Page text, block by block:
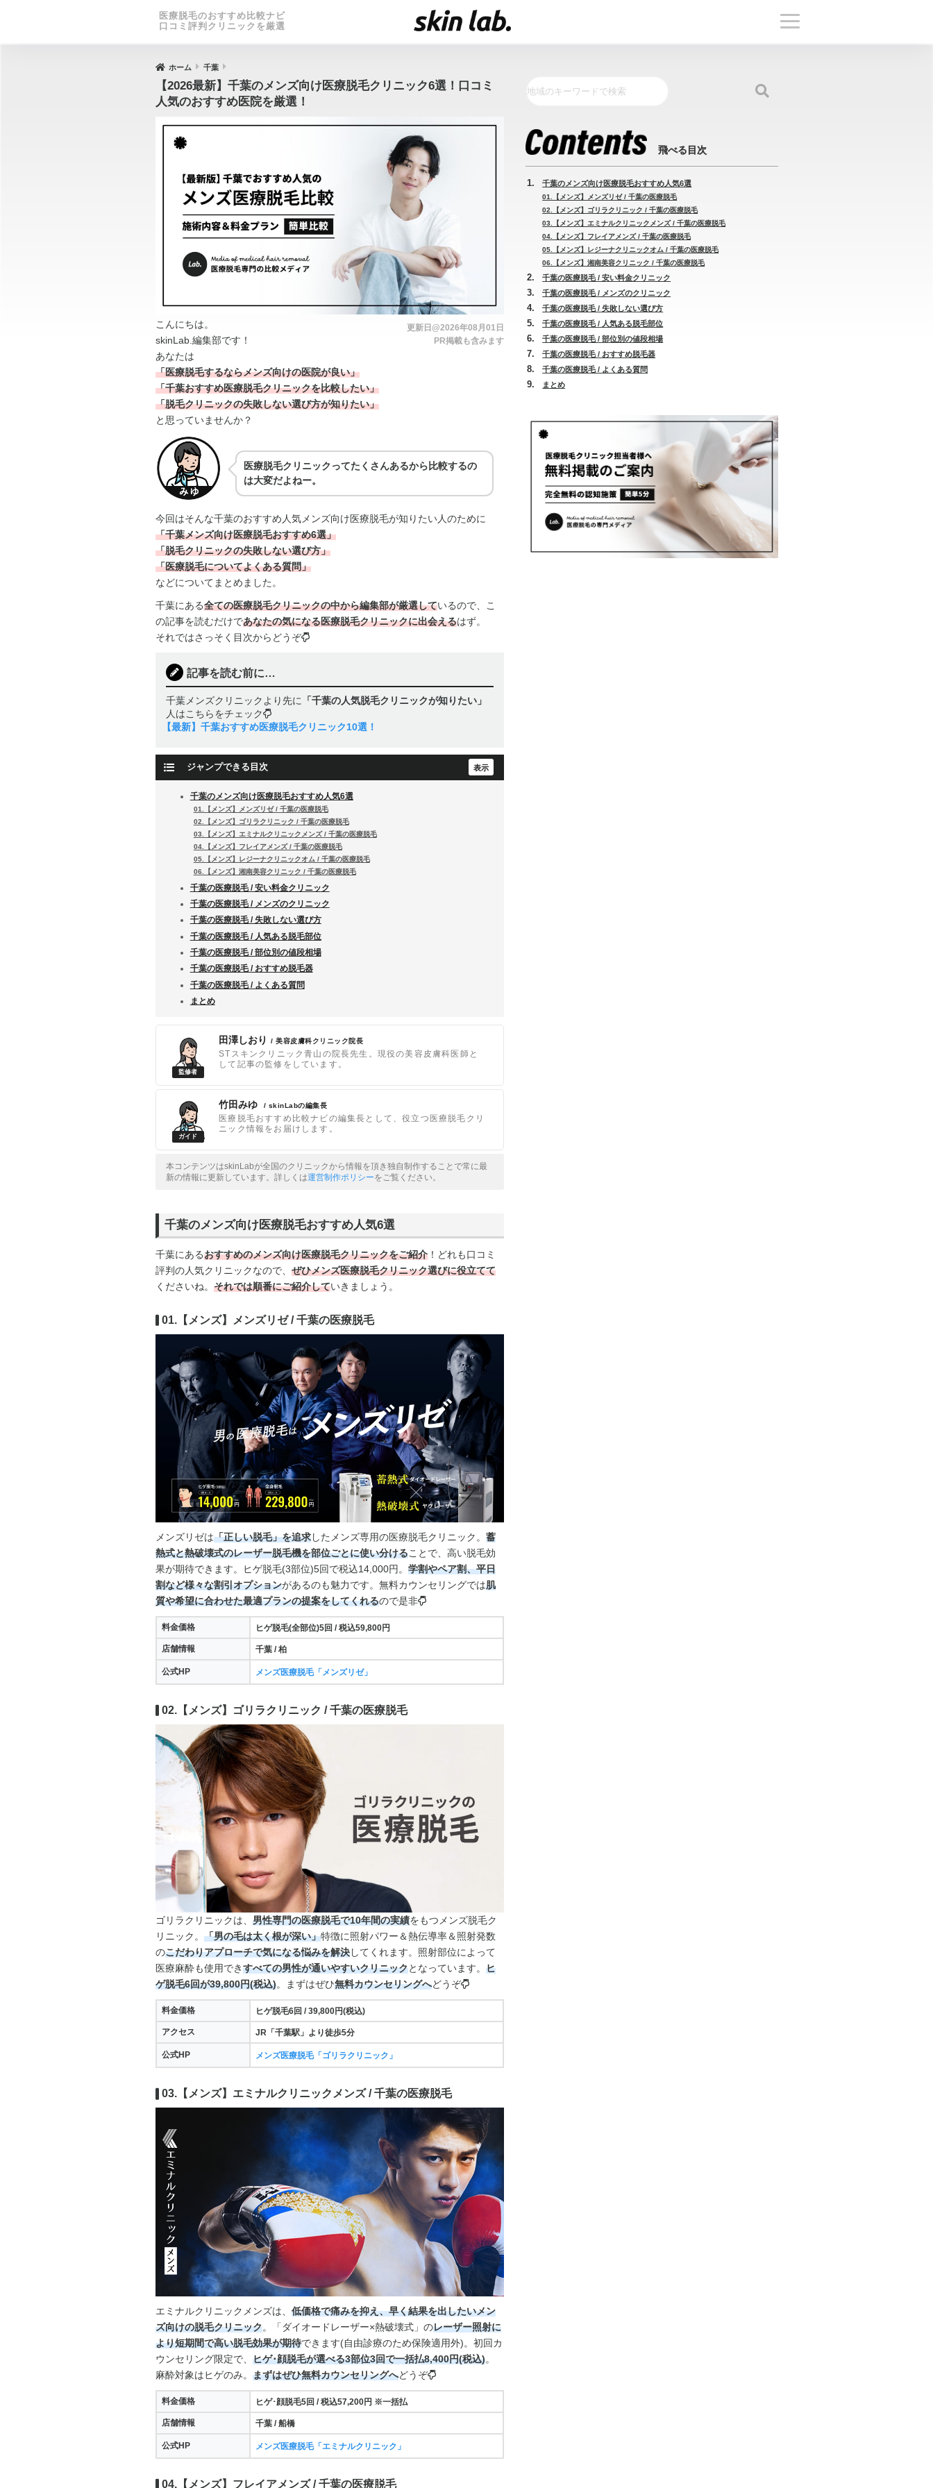
医療脱毛のおすすめ比較ナビ
口コミ評判クリニックを厳選
ホーム 千葉
【2026最新】千葉のメンズ向け医療脱毛クリニック6選！口コミ
人気のおすすめ医院を厳選！
更新日@2026年08月01日
PR掲載も含みます
こんにちは。
skinLab.編集部です！
あなたは
「医療脱毛するならメンズ向けの医院が良い」
「千葉おすすめ医療脱毛クリニックを比較したい」
「脱毛クリニックの失敗しない選び方が知りたい」
と思っていませんか？
医療脱毛クリニックってたくさんあるから比較するの
は大変だよねー。
今回はそんな千葉のおすすめ人気メンズ向け医療脱毛が知りたい人のために
「千葉メンズ向け医療脱毛おすすめ6選」
「脱毛クリニックの失敗しない選び方」
「医療脱毛についてよくある質問」
などについてまとめました。
千葉にある全ての医療脱毛クリニックの中から編集部が厳選しているので、こ
の記事を読むだけであなたの気になる医療脱毛クリニックに出会えるはず。
それではさっそく目次からどうぞ
記事を読む前に…
千葉メンズクリニックより先に 「千葉の人気脱毛クリニックが知りたい」
人はこちらをチェック
【最新】千葉おすすめ医療脱毛クリニック10選！
ジャンプできる目次
千葉のメンズ向け医療脱毛おすすめ人気6選
01.【メンズ】メンズリゼ / 千葉の医療脱毛
02.【メンズ】ゴリラクリニック / 千葉の医療脱毛
03.【メンズ】エミナルクリニックメンズ / 千葉の医療脱毛
04.【メンズ】フレイアメンズ / 千葉の医療脱毛
05.【メンズ】レジーナクリニックオム / 千葉の医療脱毛
06.【メンズ】湘南美容クリニック / 千葉の医療脱毛
千葉の医療脱毛 / 安い料金クリニック
千葉の医療脱毛 / メンズのクリニック
千葉の医療脱毛 / 失敗しない選び方
千葉の医療脱毛 / 人気ある脱毛部位
千葉の医療脱毛 / 部位別の値段相場
千葉の医療脱毛 / おすすめ脱毛器
千葉の医療脱毛 / よくある質問
まとめ
田澤しおり / 美容皮膚科クリニック院長
STスキンクリニック青山の院長先生。現役の美容皮膚科医師と
して記事の監修をしています。
竹田みゆ / skinLabの編集長
医療脱毛おすすめ比較ナビの編集長として、役立つ医療脱毛クリ
ニック情報をお届けします。
本コンテンツはskinLabが全国のクリニックから情報を頂き独自制作することで常に最
新の情報に更新しています。詳しくは運営制作ポリシーをご覧ください。
千葉のメンズ向け医療脱毛おすすめ人気6選
千葉にあるおすすめのメンズ向け医療脱毛クリニックをご紹介！どれも口コミ
評判の人気クリニックなので、 ぜひメンズ医療脱毛クリニック選びに役立てて
くださいね。 それでは順番にご紹介していきましょう。
01.【メンズ】メンズリゼ / 千葉の医療脱毛
メンズリゼは「正しい脱毛」を追求したメンズ専用の医療脱毛クリニック。 蓄
熱式と熱破壊式のレーザー脱毛機を部位ごとに使い分けることで、高い脱毛効
果が期待できます。ヒゲ脱毛(3部位)5回で税込14,000円。 学割やペア割、平日
割など様々な割引オプションがあるのも魅力です。無料カウンセリングでは肌
質や希望に合わせた最適プランの提案をしてくれるので是非
料金価格 ヒゲ脱毛(全部位)5回 / 税込59,800円
店舗情報 千葉 / 柏
公式HP メンズ医療脱毛「メンズリゼ」
02.【メンズ】ゴリラクリニック / 千葉の医療脱毛
ゴリラクリニックは、 男性専門の医療脱毛で10年間の実績をもつメンズ脱毛ク
リニック。 「男の毛は太く根が深い」特徴に照射パワー＆熱伝導率＆照射発数
のこだわりアプローチで気になる悩みを解決してくれます。照射部位によって
医療麻酔も使用できすべての男性が通いやすいクリニックとなっています。 ヒ
ゲ脱毛6回が39,800円(税込)。まずはぜひ無料カウンセリングへどうぞ
料金価格 ヒゲ脱毛6回 / 39,800円(税込)
アクセス JR「千葉駅」より徒歩5分
公式HP メンズ医療脱毛「ゴリラクリニック」
03.【メンズ】エミナルクリニックメンズ / 千葉の医療脱毛
エミナルクリニックメンズは、 低価格で痛みを抑え、早く結果を出したいメン
ズ向けの脱毛クリニック。「ダイオードレーザー×熱破壊式」のレーザー照射に
より短期間で高い脱毛効果が期待できます(自由診療のため保険適用外)。初回カ
ウンセリング限定で、 ヒゲ･顔脱毛が選べる3部位3回で一括払8,400円(税込)。
麻酔対象はヒゲのみ。 まずはぜひ無料カウンセリングへどうぞ
料金価格 ヒゲ･顔脱毛5回 / 税込57,200円 ※一括払
店舗情報 千葉 / 船橋
公式HP メンズ医療脱毛「エミナルクリニック」
04.【メンズ】フレイアメンズ / 千葉の医療脱毛
千葉のメンズ向け医療脱毛おすすめ人気6選
01.【メンズ】メンズリゼ / 千葉の医療脱毛
02.【メンズ】ゴリラクリニック / 千葉の医療脱毛
03.【メンズ】エミナルクリニックメンズ / 千葉の医療脱毛
04.【メンズ】フレイアメンズ / 千葉の医療脱毛
05.【メンズ】レジーナクリニックオム / 千葉の医療脱毛
06.【メンズ】湘南美容クリニック / 千葉の医療脱毛
千葉の医療脱毛 / 安い料金クリニック
千葉の医療脱毛 / メンズのクリニック
千葉の医療脱毛 / 失敗しない選び方
千葉の医療脱毛 / 人気ある脱毛部位
千葉の医療脱毛 / 部位別の値段相場
千葉の医療脱毛 / おすすめ脱毛器
千葉の医療脱毛 / よくある質問
まとめ